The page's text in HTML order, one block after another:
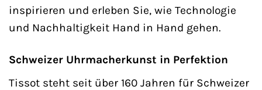
inspirieren und erleben Sie, wie Technologie
und Nachhaltigkeit Hand in Hand gehen.
Schweizer Uhrmacherkunst in Perfektion
Tissot steht seit über 160 Jahren für Schweizer